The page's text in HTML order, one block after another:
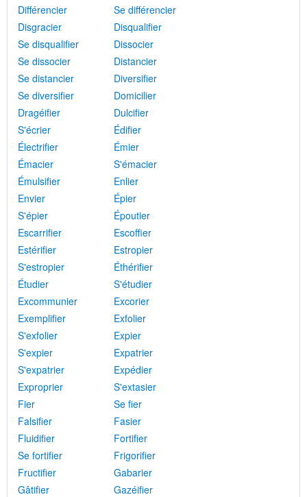
Différencier
Se différencier
Disgracier
Disqualifier
Se disqualifier
Dissocier
Se dissocier
Distancier
Se distancier
Diversifier
Se diversifier
Domicilier
Dragéifier
Dulcifier
S'écrier
Édifier
Électrifier
Émier
Émacier
S'émacier
Émulsifier
Enlier
Envier
Épier
S'épier
Époutier
Escarrifier
Escoffier
Estérifier
Estropier
S'estropier
Éthérifier
Étudier
S'étudier
Excommunier
Excorier
Exemplifier
Exfolier
S'exfolier
Expier
S'expier
Expatrier
S'expatrier
Expédier
Exproprier
S'extasier
Fier
Se fier
Falsifier
Fasier
Fluidifier
Fortifier
Se fortifier
Frigorifier
Fructifier
Gabarier
Gâtifier
Gazéifier